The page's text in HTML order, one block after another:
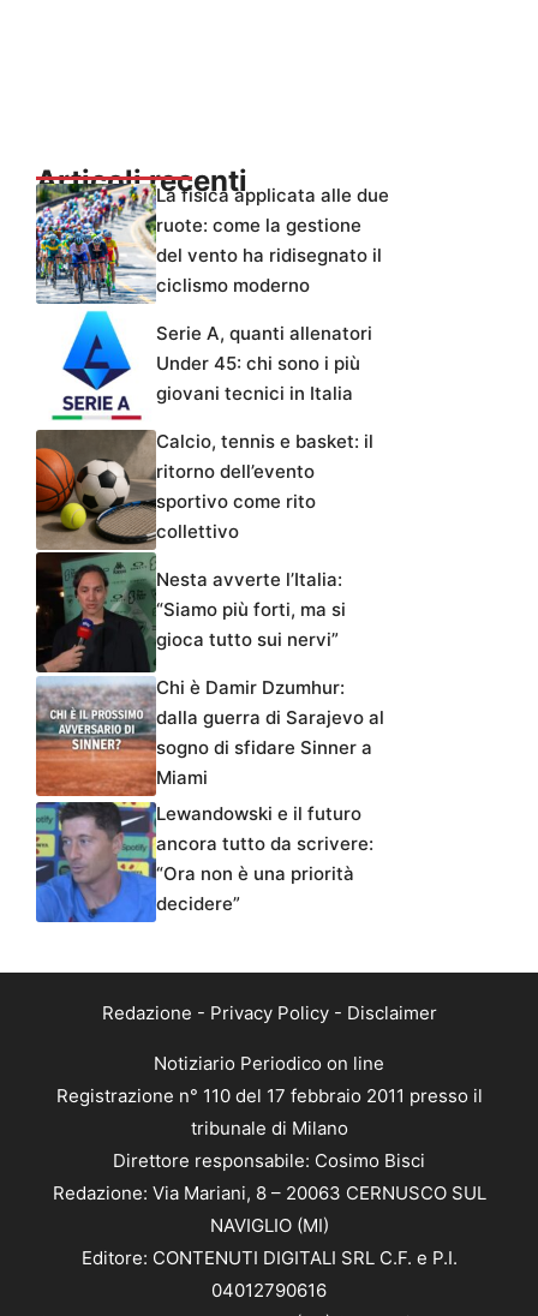
Articoli recentiLa fisica applicata alle due
ruote: come la gestione
del vento ha ridisegnato il
ciclismo moderno
Serie A, quanti allenatori
Under 45: chi sono i più
giovani tecnici in Italia
Calcio, tennis e basket: il
ritorno dell’evento
sportivo come rito
collettivo
Nesta avverte l’Italia:
“Siamo più forti, ma si
gioca tutto sui nervi”
Chi è Damir Dzumhur:
dalla guerra di Sarajevo al
sogno di sfidare Sinner a
Miami
Lewandowski e il futuro
ancora tutto da scrivere:
“Ora non è una priorità
decidere”
Redazione - Privacy Policy- Disclaimer
Notiziario Periodico on line
Registrazione n° 110 del 17 febbraio 2011 presso il
tribunale di Milano
Direttore responsabile: Cosimo Bisci
Redazione: Via Mariani, 8 – 20063 CERNUSCO SUL
NAVIGLIO (MI)
Editore: CONTENUTI DIGITALI SRL C.F. e P.I.
04012790616